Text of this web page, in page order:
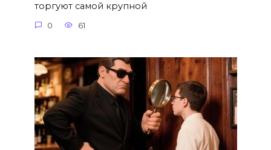
торгуют самой крупной
0 61